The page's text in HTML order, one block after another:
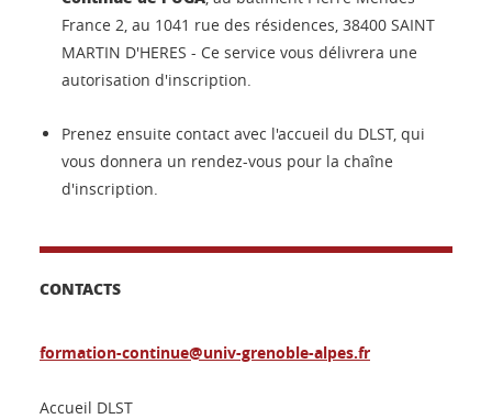
France 2, au 1041 rue des résidences, 38400 SAINT
MARTIN D'HERES - Ce service vous délivrera une
autorisation d'inscription.
Prenez ensuite contact avec l'accueil du DLST, qui
vous donnera un rendez-vous pour la chaîne
d'inscription.
CONTACTS
formation-continue@univ-grenoble-alpes.fr
Accueil DLST